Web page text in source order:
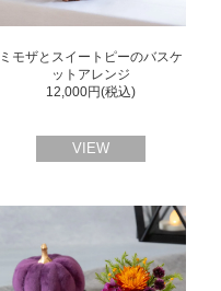
ミモザとスイートピーのバスケ
ットアレンジ
12,000円(税込)
VIEW